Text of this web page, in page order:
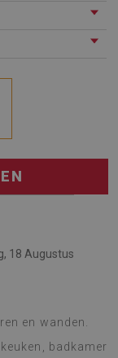
18 Augustus
en wanden.
badkamer